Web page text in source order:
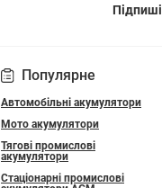
Популярне
Автомобільні акумулятори
Мото акумулятори
Тягові промислові
акумулятори
Стаціонарні промислові